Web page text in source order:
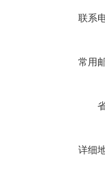
联系
常用
详细